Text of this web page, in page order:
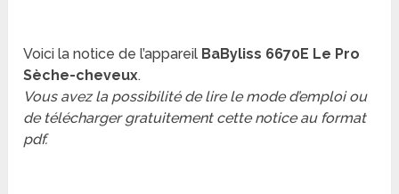
Voici la notice de l’appareil BaByliss 6670E Le Pro
Sèche-cheveux.
Vous avez la possibilité de lire le mode d’emploi ou
de télécharger gratuitement cette notice au format
pdf.